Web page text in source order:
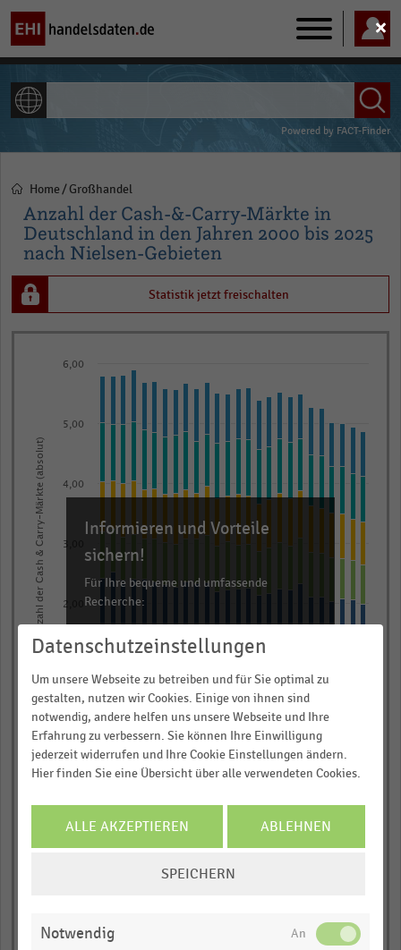
Main
navigation
Powered by FACT-Finder
Pfadnavigation
Home Großhandel
Anzahl der Cash-&-Carry-Märkte in
Deutschland in den Jahren 2000 bis 2025
nach Nielsen-Gebieten
Statistik jetzt freischalten
series.
The
chart
has
axis
displaying
categories.
Range:
26
categories.
The
chart
has
displaying
Anzahl der Cash & Carry-Märkte (absolut)
1 2 3a 3b 4 5+6 7
200020022004200620082010201220142016201820202022
0,00
2,00
3,00
4,00
5,00
6,00
End
Informieren und Vorteile
sichern!
Für Ihre bequeme und umfassende
Recherche:
Über 300.000 Daten und Kennzahlen
Rund 25.000 Statistiken
Download als Excel, PNG, PDF
… und vieles mehr!
JETZT INFORMIEREN
Datenschutzeinstellungen
Um unsere Webseite zu betreiben und für Sie optimal zu
gestalten, nutzen wir Cookies. Einige von ihnen sind
notwendig, andere helfen uns unsere Webseite und Ihre
Erfahrung zu verbessern. Sie können Ihre Einwilligung
jederzeit widerrufen und Ihre Cookie Einstellungen ändern.
Hier finden Sie eine Übersicht über alle verwendeten Cookies.
ALLE AKZEPTIEREN ABLEHNEN
SPEICHERN
Notwendig